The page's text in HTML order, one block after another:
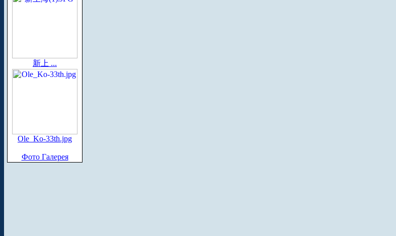
新上 ...
Ole_Ko-33th.jpg
Фото Галерея